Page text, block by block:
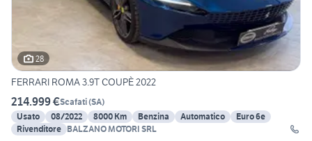
28
FERRARI ROMA 3.9T COUPÈ 2022
214.999 €Scafati(SA)
Usato
08/2022 8000 Km Benzina Automatico
Euro 6e
Rivenditore BALZANO MOTORI SRL